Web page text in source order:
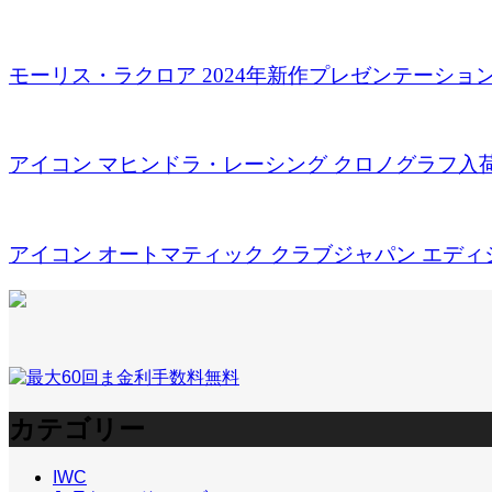
モーリス・ラクロア 2024年新作プレゼンテーショ
アイコン マヒンドラ・レーシング クロノグラフ入
アイコン オートマティック クラブジャパン エディ
カテゴリー
IWC